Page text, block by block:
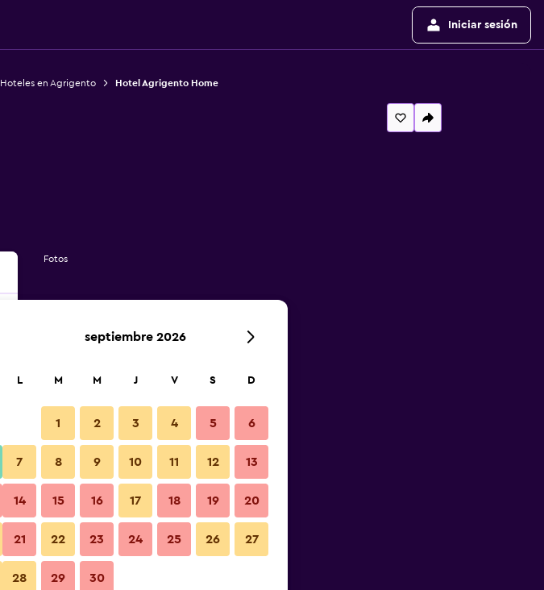
Iniciar sesión
Hoteles en Agrigento Hotel Agrigento Home
Fotos
septiembre 2026
L M M J V S D
1 2 3 4 5 6
7 8 9 10 11 12 13
14 15 16 17 18 19 20
21 22 23 24 25 26 27
28 29 30